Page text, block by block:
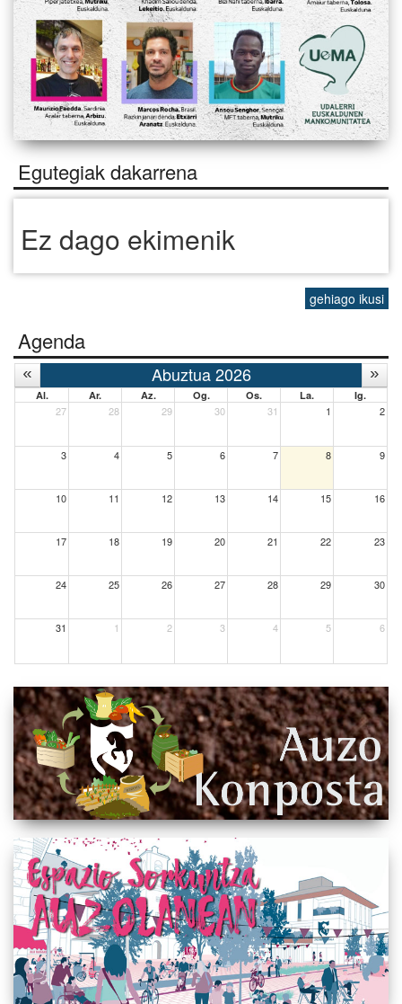
Egutegiak dakarrena
Ez dago ekimenik
gehiago ikusi
Agenda
Abuztua 2026
Al. Ar. Az. Og. Os. La. Ig.
27 28 29 30 31 1 2
3 4 5 6 7 8 9
10 11 12 13 14 15 16
17 18 19 20 21 22 23
24 25 26 27 28 29 30
31 1 2 3 4 5 6